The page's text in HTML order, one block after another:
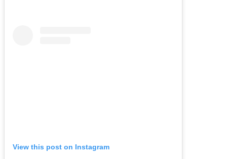
View this post on Instagram